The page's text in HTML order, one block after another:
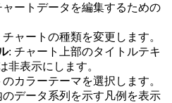
ャートデータを編集するための
チャートの種類を変更します。
: チャート上部のタイトルテキ
非表示にします。
カラーテーマを選択します。
のデータ系列を示す凡例を表示